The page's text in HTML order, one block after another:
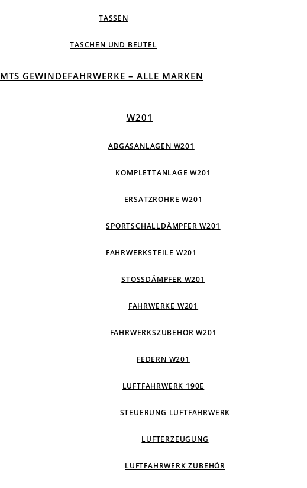
TASSEN
TASCHEN UND BEUTEL
MTS GEWINDEFAHRWERKE – ALLE MARKEN
W201
ABGASANLAGEN W201
KOMPLETTANLAGE W201
ERSATZROHRE W201
SPORTSCHALLDÄMPFER W201
FAHRWERKSTEILE W201
STOSSDÄMPFER W201
FAHRWERKE W201
FAHRWERKSZUBEHÖR W201
FEDERN W201
LUFTFAHRWERK 190E
STEUERUNG LUFTFAHRWERK
LUFTERZEUGUNG
LUFTFAHRWERK ZUBEHÖR